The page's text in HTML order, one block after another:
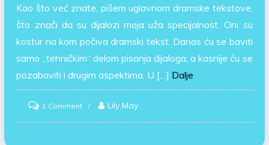
Kao što već znate, pišem uglavnom dramske tekstove,
što znači da su dijalozi moja uža specijalnost. Oni su
kostur na kom počiva dramski tekst. Danas ću se baviti
samo „tehničkim“ delom pisanja dijaloga, a kasnije ću se
pozabaviti i drugim aspektima. U […] Dalje
1 Commenton
„Tehnička“
Lily May